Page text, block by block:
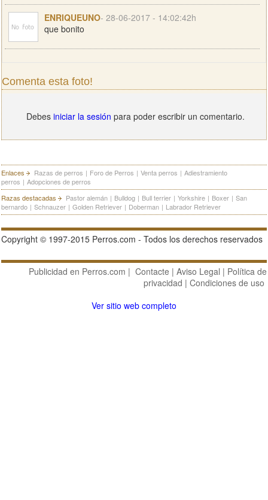
ENRIQUEUNO- 28-06-2017 - 14:02:42h
que bonito
Comenta esta foto!
Debes iniciar la sesión para poder escribir un comentario.
Enlaces Razas de perros | Foro de Perros | Venta perros | Adiestramiento
perros | Adopciones de perros
Razas destacadas
Pastor alemán | Bulldog | Bull terrier | Yorkshire | Boxer | San
bernardo | Schnauzer | Golden Retriever | Doberman | Labrador Retriever
Copyright © 1997-2015 Perros.com - Todos los derechos reservados
Publicidad en Perros.com | Contacte | Aviso Legal | Política de
privacidad | Condiciones de uso
Ver sitio web completo